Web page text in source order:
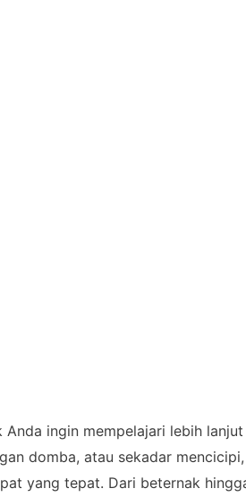
Anda ingin mempelajari lebih
domba, atau sekadar
yang tepat. Dari beternak